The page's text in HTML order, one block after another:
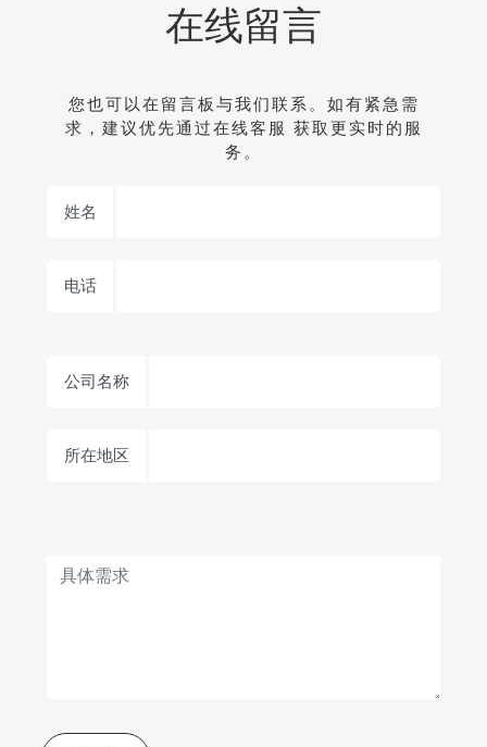
在线留言
您也可以在留言板与我们联系。如有紧急需
求，建议优先通过在线客服 获取更实时的服
务。
姓名
电话
公司名称
所在地区